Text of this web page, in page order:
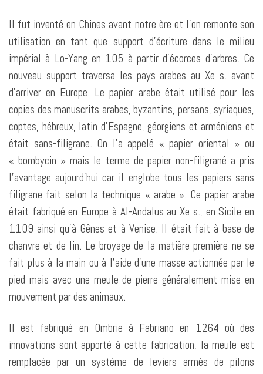
Il fut inventé en Chines avant notre ère et l’on remonte son
utilisation en tant que support d’écriture dans le milieu
impérial à Lo-Yang en 105 à partir d’écorces d’arbres. Ce
nouveau support traversa les pays arabes au Xe s. avant
d’arriver en Europe. Le papier arabe était utilisé pour les
copies des manuscrits arabes, byzantins, persans, syriaques,
coptes, hébreux, latin d’Espagne, géorgiens et arméniens et
était sans-filigrane. On l’a appelé « papier oriental » ou
« bombycin » mais le terme de papier non-filigrané a pris
l’avantage aujourd’hui car il englobe tous les papiers sans
filigrane fait selon la technique « arabe ». Ce papier arabe
était fabriqué en Europe à Al-Andalus au Xe s., en Sicile en
1109 ainsi qu’à Gênes et à Venise. Il était fait à base de
chanvre et de lin. Le broyage de la matière première ne se
fait plus à la main ou à l’aide d’une masse actionnée par le
pied mais avec une meule de pierre généralement mise en
mouvement par des animaux.
Il est fabriqué en Ombrie à Fabriano en 1264 où des
innovations sont apporté à cette fabrication, la meule est
remplacée par un système de leviers armés de pilons